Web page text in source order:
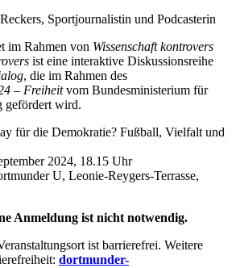
Sportjournalistin und Podcasterin
im Rahmen von Wissenschaft kontrovers
ist eine interaktive Diskussionsreihe
, die im Rahmen des
– Freiheitvom Bundesministerium für
gefördert wird.
für die Demokratie? Fußball, Vielfalt und
2024, 18.15 Uhr
U, Leonie-Reygers-Terrasse,
Anmeldung ist nicht notwendig.
ist barrierefrei. Weitere
dortmunder-